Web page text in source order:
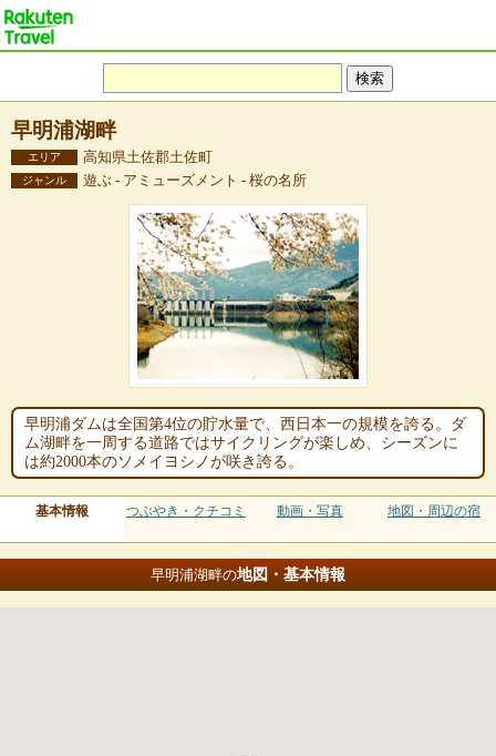
早明浦湖畔
エリア 高知県土佐郡土佐町
ジャンル 遊ぶ - アミューズメント - 桜の名所
早明浦ダムは全国第4位の貯水量で、西日本一の規模を誇る。ダ
ム湖畔を一周する道路ではサイクリングが楽しめ、シーズンに
は約2000本のソメイヨシノが咲き誇る。
基本情報 つぶやき・クチコミ 動画・写真 地図・周辺の宿
早明浦湖畔の地図・基本情報